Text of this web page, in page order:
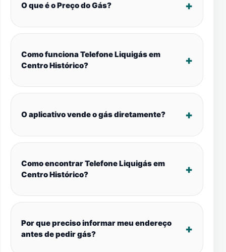
O que é o Preço do Gás?
Como funciona Telefone Liquigás em
Centro Histórico?
O aplicativo vende o gás diretamente?
Como encontrar Telefone Liquigás em
Centro Histórico?
Por que preciso informar meu endereço
antes de pedir gás?